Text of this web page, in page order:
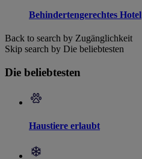
Behindertengerechtes Hotel
Back to search by Zugänglichkeit
Skip search by Die beliebtesten
Die beliebtesten
Haustiere erlaubt